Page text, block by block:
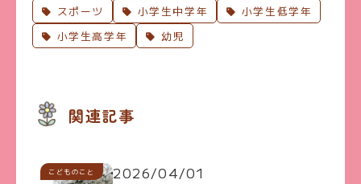
スポーツ
小学生中学年
小学生低学年
小学生高学年
幼児
関連記事
こどものこと
2026/04/01